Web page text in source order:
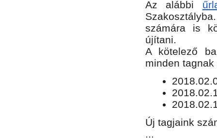
Az alábbi
számára is
újítani.
​A kötelező
minden
Új tagjaink